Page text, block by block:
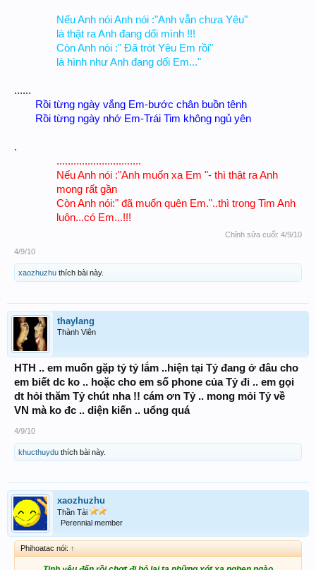
Nếu Anh nói Anh nói :"Anh vẫn chưa Yêu"
là thật ra Anh đang dối mình !!!
Còn Anh nói :" Đã trót Yêu Em rồi"
là hình như Anh đang dối Em..."​
......
Rồi từng ngày vắng Em-bước chân buồn tênh
Rồi từng ngày nhớ Em-Trái Tim không ngủ yên​
.
..............................
Nếu Anh nói :"Anh muốn xa Em "- thì thật ra Anh
mong rất gần
Còn Anh nói:" đã muốn quên Em."..thì trong Tim Anh
luôn...có Em...!!! ​
Chỉnh sửa cuối: 4/9/10
4/9/10
xaozhuzhu thích bài này.
thaylang
Thành Viên
HTH .. em muốn gặp tỷ tỷ lắm ..hiện tại Tỷ đang ở đâu cho
em biết dc ko .. hoặc cho em số phone của Tỷ đi .. em gọi
dt hỏi thăm Tỷ chút nha !! cám ơn Tỷ .. mong mỏi Tỷ về
VN mà ko đc .. diện kiến .. uổng quá
4/9/10
khucthuydu thích bài này.
xaozhuzhu
Thần Tài
Perennial member
Phihoatac nói: ↑